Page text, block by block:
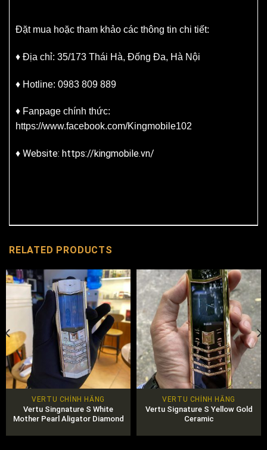
Đặt mua hoặc tham khảo các thông tin chi tiết:
♦ Địa chỉ: 35/173 Thái Hà, Đống Đa, Hà Nội
♦ Hotline: 0983 809 889
♦ Fanpage chính thức:
https://www.facebook.com/Kingmobile102
♦ Website: https://kingmobile.vn/
RELATED PRODUCTS
VERTU CHÍNH HÃNG
Vertu Singnature S White
Mother Pearl Aligator Diamond
VERTU CHÍNH HÃNG
Vertu Signature S Yellow Gold
Ceramic